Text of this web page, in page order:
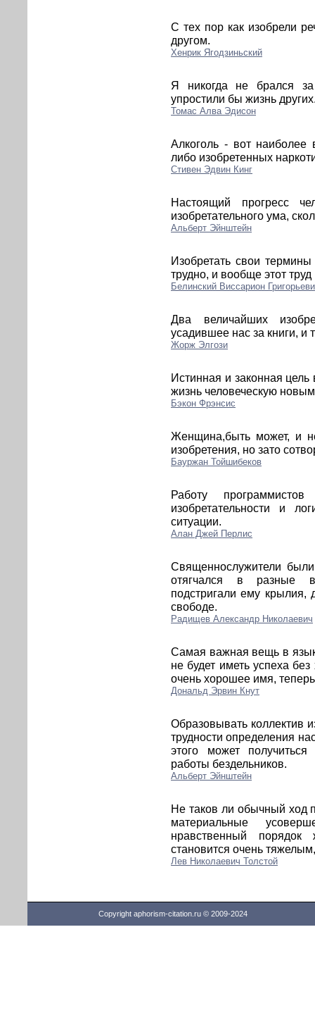
С тех пор как изобрели
другом.
Хенрик Ягодзиньский
Я никогда не брался
упростили бы жизнь
Томас Алва Эдисон
Алкоголь - вот наиболее
либо изобретенных
Стивен Эдвин Кинг
Настоящий прогресс
изобретательного ума,
Альберт Эйнштейн
Изобретать свои
трудно, и вообще этот труд
Белинский Виссарион
Два величайших
усадившее нас за книги, и
Жорж Элгози
Истинная и законная цель
жизнь человеческую
Бэкон Фрэнсис
Женщина,быть может, и
изобретения, но зато
Бауржан Тойшибеков
Работу
изобретательности и
ситуации.
Алан Джей Перлис
Священнослужители
отягчался в разные
подстригали ему крылия,
свободе.
Радищев Александр Николаевич
Самая важная вещь в
не будет иметь успеха
очень хорошее имя,
Дональд Эрвин Кнут
Образовывать коллектив
трудности определения
этого может
работы бездельников.
Альберт Эйнштейн
Не таков ли обычный ход
материальные
нравственный
становится очень
Лев Николаевич Толстой
Copyright aphorism-citation.ru © 2009-2024